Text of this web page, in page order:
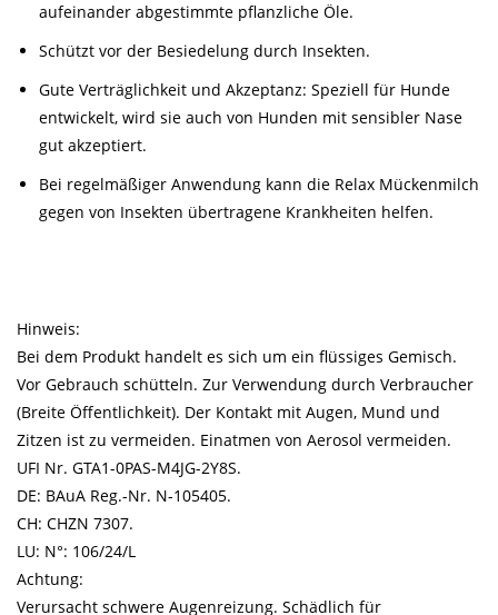
aufeinander abgestimmte pflanzliche Öle.
Schützt vor der Besiedelung durch Insekten.
Gute Verträglichkeit und Akzeptanz: Speziell für Hunde
entwickelt, wird sie auch von Hunden mit sensibler Nase
gut akzeptiert.
Bei regelmäßiger Anwendung kann die Relax Mückenmilch
gegen von Insekten übertragene Krankheiten helfen.
Hinweis:
Bei dem Produkt handelt es sich um ein flüssiges Gemisch.
Vor Gebrauch schütteln. Zur Verwendung durch Verbraucher
(Breite Öffentlichkeit). Der Kontakt mit Augen, Mund und
Zitzen ist zu vermeiden. Einatmen von Aerosol vermeiden.
UFI Nr. GTA1-0PAS-M4JG-2Y8S.
DE: BAuA Reg.-Nr. N-105405.
CH: CHZN 7307.
LU: N°: 106/24/L
Achtung:
Verursacht schwere Augenreizung. Schädlich für